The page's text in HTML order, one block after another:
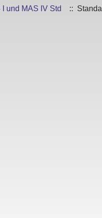
MAS I und MAS IV Std
::